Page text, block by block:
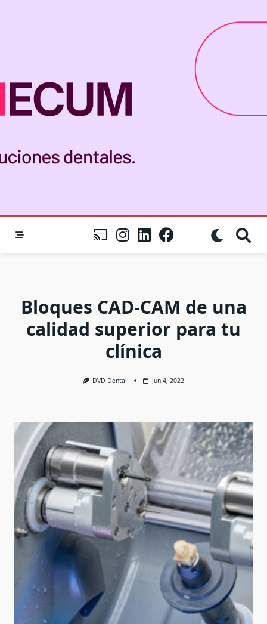
Bloques CAD-CAM de una
calidad superior para tu
clínica
DVD Dental Jun 4, 2022